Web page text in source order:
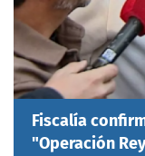
Fiscalía
"Operación